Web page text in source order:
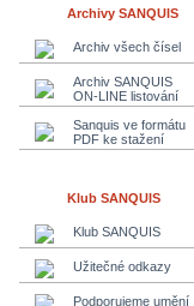
Archivy SANQUIS
Archiv všech čísel
Archiv SANQUIS
ON-LINE listování
Sanquis ve formátu
PDF ke stažení
Klub SANQUIS
Klub SANQUIS
Užitečné odkazy
Podporujeme umění